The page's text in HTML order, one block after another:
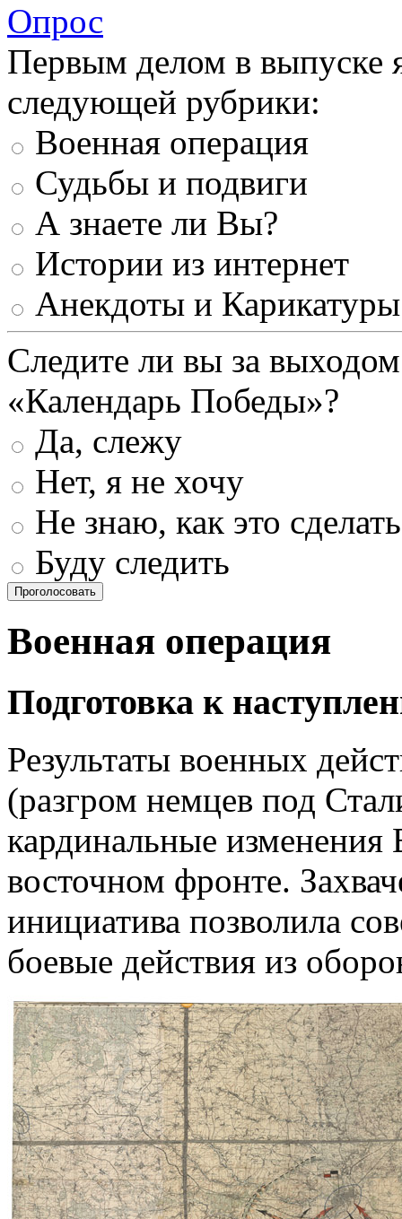
Опрос
Первым делом в выпуске
следующей рубрики:
Военная операция
Судьбы и подвиги
А знаете ли Вы?
Истории из интернет
Анекдоты и Карикатуры
Следите ли вы за
«Календарь Победы»?
Да, слежу
Нет, я не хочу
Не знаю, как это сделать
Буду следить
Проголосовать
Военная операция
Подготовка к
Результаты военных
(разгром немцев под
кардинальные изменения
восточном фронте.
инициатива позволила
боевые действия из